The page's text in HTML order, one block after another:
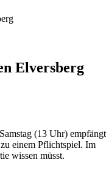
Elversberg
(13 Uhr) empfängt
einem Pflichtspiel. Im
wissen müsst.